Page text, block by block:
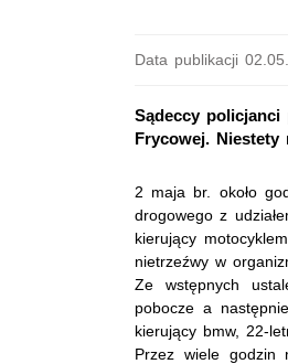
Data publikacji
Sądeccy
Frycowej.
2 maja br. około
drogowego z
kierujący
nietrzeźwy w
Ze wstępnych
pobocze a
kierujący bmw, 22-
Przez wiele godzin